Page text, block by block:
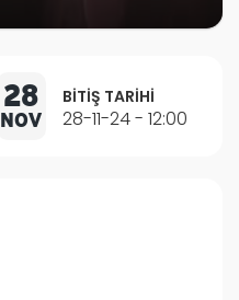
28
NOV
BITIŞ TARIHI
28-11-24 - 12:00